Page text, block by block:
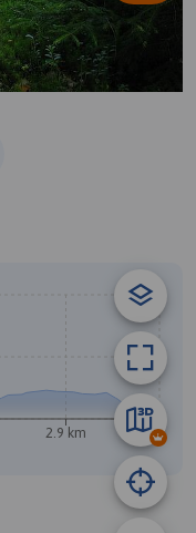
2.9 km 3.8 km